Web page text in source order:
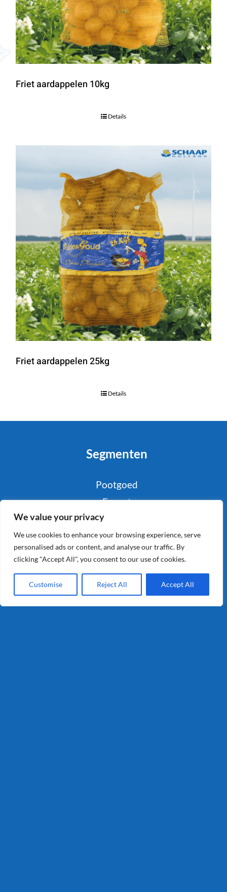
We value your privacy
We use cookies to enhance your browsing experience, serve
personalised ads or content, and analyse our traffic. By
clicking "Accept All", you consent to our use of cookies.
Customise Reject All Accept All
Friet aardappelen 10kg
Details
Friet aardappelen 25kg
Details
Segmenten
Pootgoed
Export
Foodservice
Industrie
Retail
Info